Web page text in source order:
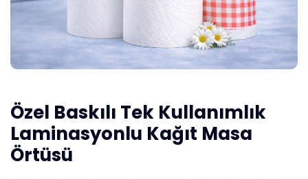
Özel Baskılı Tek Kullanımlık
Laminasyonlu Kağıt Masa
Örtüsü